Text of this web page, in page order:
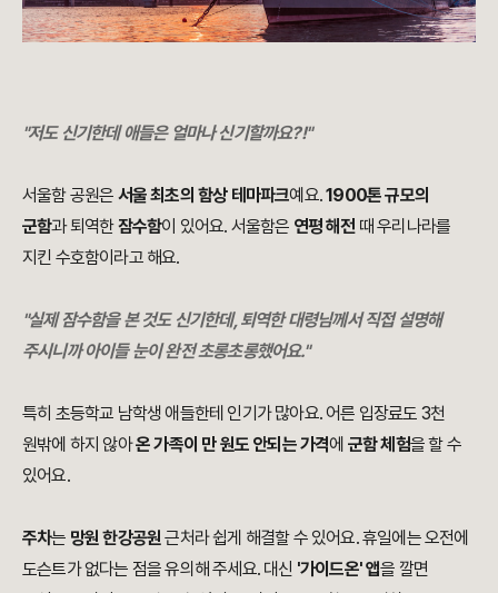
"저도 신기한데 애들은 얼마나 신기할까요?!"
서울함 공원은 서울 최초의 함상 테마파크예요.1900톤 규모의
군함과 퇴역한잠수함이 있어요. 서울함은 연평 해전 때 우리나라를
지킨 수호함이라고 해요.
"실제 잠수함을 본 것도 신기한데, 퇴역한 대령님께서 직접 설명해
주시니까 아이들 눈이 완전 초롱초롱했어요."
특히 초등학교 남학생 애들한테 인기가 많아요. 어른 입장료도 3천
원밖에 하지 않아온 가족이 만 원도 안되는 가격에 군함 체험을 할 수
있어요.
주차는 망원 한강공원 근처라 쉽게 해결할 수 있어요. 휴일에는 오전에
도슨트가 없다는 점을 유의해 주세요. 대신 '가이드온' 앱을 깔면